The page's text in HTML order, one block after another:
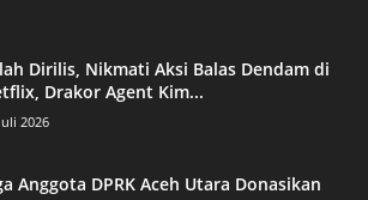
Dirilis, Nikmati Aksi Balas Dendam di
Drakor Agent Kim...
2026
Anggota DPRK Aceh Utara Donasikan